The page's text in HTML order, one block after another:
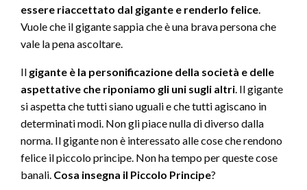
essere riaccettato dal gigante e renderlo felice.
Vuole che il gigante sappia che è una brava persona che
vale la pena ascoltare.
Il gigante è la personificazione della società e delle
aspettative che riponiamo gli uni sugli altri. Il gigante
si aspetta che tutti siano uguali e che tutti agiscano in
determinati modi. Non gli piace nulla di diverso dalla
norma. Il gigante non è interessato alle cose che rendono
felice il piccolo principe. Non ha tempo per queste cose
banali. Cosa insegna il Piccolo Principe?